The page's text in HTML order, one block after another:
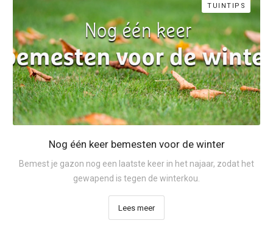
TUINTIPS
Nog één keer bemesten voor de winter
Bemest je gazon nog een laatste keer in het najaar, zodat het
gewapend is tegen de winterkou.
Lees meer